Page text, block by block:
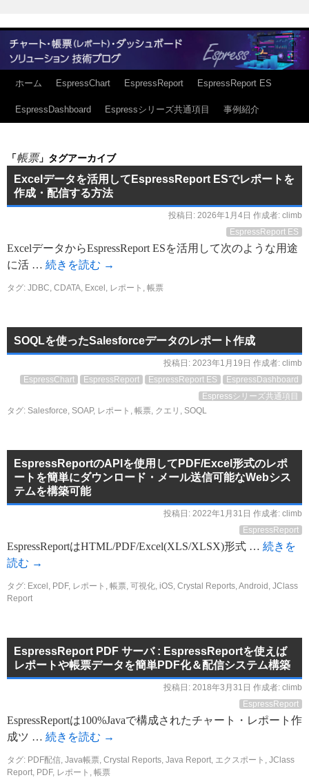
ホーム EspressChart EspressReport EspressReport ES
EspressDashboard Espressシリーズ共通項目 事例紹介
「帳票」タグアーカイブ
Excelデータを活用してEspressReport ESでレポートを
作成・配信する方法
投稿日: 2026年1月4日 作成者: climb
EspressReport ES
ExcelデータからEspressReport ESを活用して次のような用途
に活 … 続きを読む →
タグ: JDBC, CDATA, Excel , レポート , 帳票
SOQLを使ったSalesforceデータのレポート作成
投稿日: 2023年1月19日 作成者: climb
EspressChart
EspressReport EspressReport ES
EspressDashboard
Espressシリーズ共通項目
タグ: Salesforce, SOAP, レポート , 帳票, クエリ , SOQL
EspressReportのAPIを使用してPDF/Excel形式のレポ
ートを簡単にダウンロード・メール送信可能なWebシス
テムを構築可能
投稿日: 2022年1月31日 作成者: climb
EspressReport
EspressReportはHTML/PDF/Excel(XLS/XLSX)形式 … 続きを
読む →
タグ: Excel , PDF, レポート , 帳票, 可視化, iOS, Crystal Reports,Android , JClass
Report
EspressReport PDF サーバ : EspressReportを使えば
レポートや帳票データを簡単PDF化＆配信システム構築
投稿日: 2018年3月31日 作成者: climb
EspressReport
EspressReportは100%Javaで構成されたチャート・レポート作
成ツ … 続きを読む →
タグ: PDF配信, Java帳票, Crystal Reports, Java Report, エクスポート , JClass
Report, PDF, レポート , 帳票